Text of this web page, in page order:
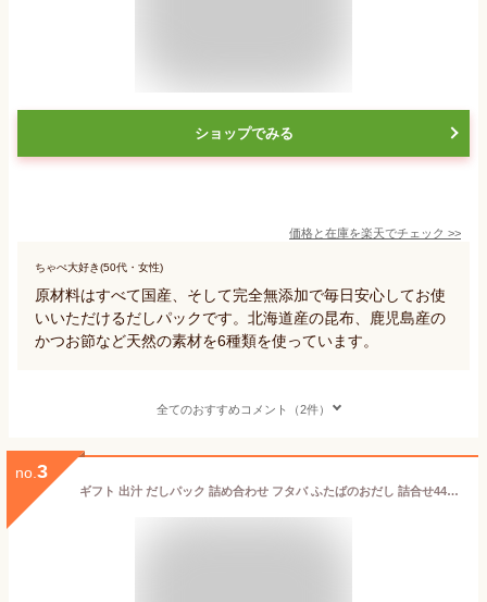
ショップでみる
価格と在庫を楽天でチェック >>
ちゃぺ大好き(50代・女性)
原材料はすべて国産、そして完全無添加で毎日安心してお使
いいただけるだしパックです。北海道産の昆布、鹿児島産の
かつお節など天然の素材を6種類を使っています。
全てのおすすめコメント（2件）
no. 3
ギフト 出汁 だしパック 詰め合わせ フタバ ふたばのおだし 詰合せ4492 めんつゆ